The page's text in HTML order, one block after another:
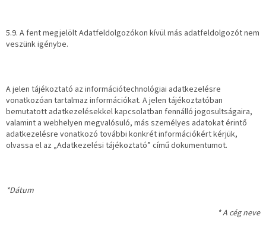
5.9. A fent megjelölt Adatfeldolgozókon kívül más adatfeldolgozót nem
veszünk igénybe.
A jelen tájékoztató az információtechnológiai adatkezelésre
vonatkozóan tartalmaz információkat. A jelen tájékoztatóban
bemutatott adatkezelésekkel kapcsolatban fennálló jogosultságaira,
valamint a webhelyen megvalósuló, más személyes adatokat érintő
adatkezelésre vonatkozó további konkrét információkért kérjük,
olvassa el az „Adatkezelési tájékoztató” című dokumentumot.
*Dátum
* A cég neve